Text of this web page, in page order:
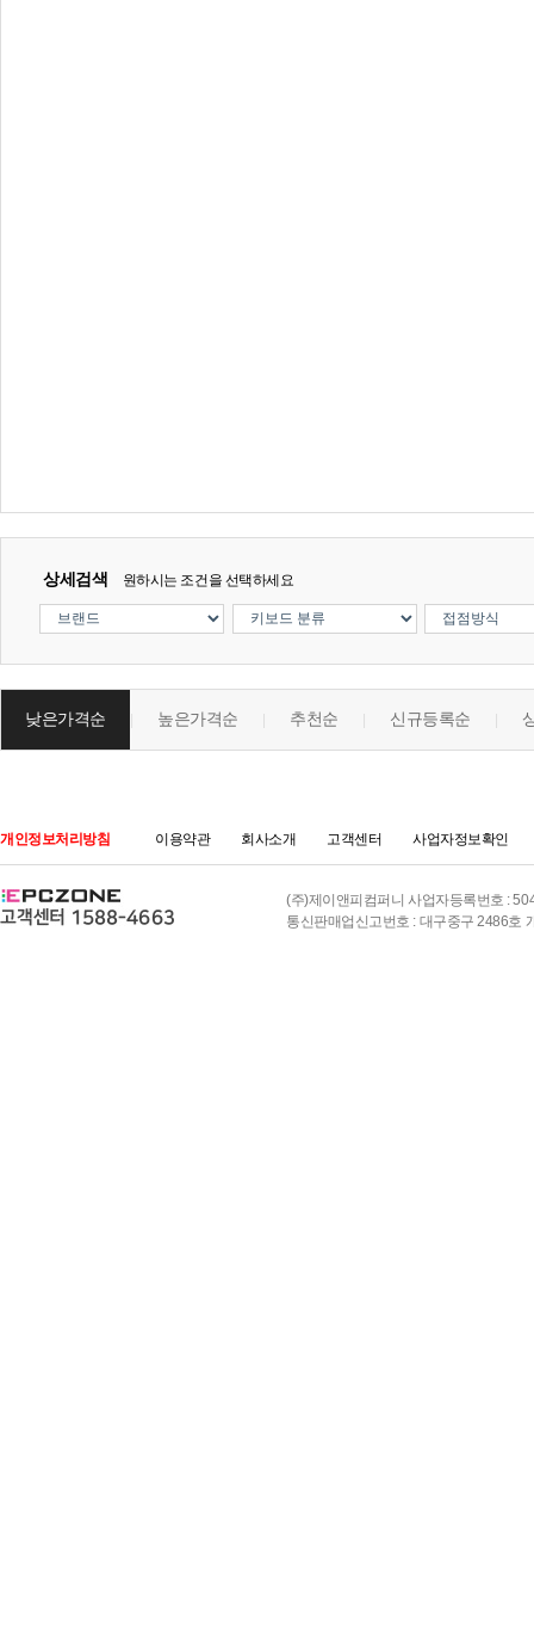
상세검색 원하시는 조건을 선택하세요
낮은가격순 높은가격순 추천순 신규등록순
개인정보처리방침 이용약관 회사소개 고객센터 사업자정보확인
(주)제이앤피컴퍼니 사업자등록번호 :
통신판매업신고번호 : 대구중구 2486호